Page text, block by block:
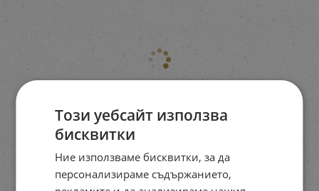
Този уебсайт използва
бисквитки
Ние използваме бисквитки, за да
персонализираме съдържанието,